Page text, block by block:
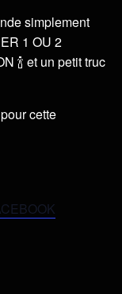
simplement
1 OU 2
🍾 et un petit truc
cette